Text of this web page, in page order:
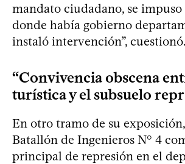
mandato ciudadano, se
donde había gobierno
instaló intervención”, cuestionó.
“Convivencia obscena
turística y el subsuelo
En otro tramo de su
Batallón de Ingenieros N° 4
principal de represión en el